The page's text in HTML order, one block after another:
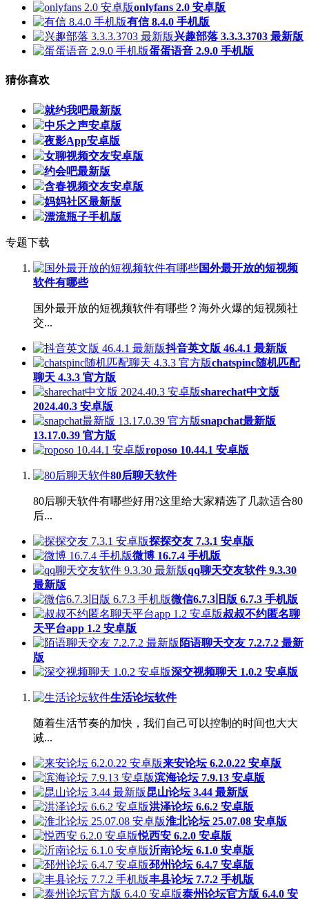
onlyfans 2.0 安卓版
有信 8.4.0 手机版
兴趣部落 3.3.3.3703 最新版
蛋蛋语音 2.9.0 手机版
猜你喜欢
就约我吧最新版
中乐之声安卓版
夜影App安卓版
女聊视频交友安卓版
约会吧最新版
含春视频交友安卓版
妈妈社区最新版
漂流瓶子手机版
专题下载
国外最开放的短视频
软件有哪些
国外最开放的短视频软件有哪些？海外火爆的短视频社
交...
抖音英文版 46.4.1 最新版
chatspinc随机匹配
聊天 4.3.3 官方版
sharechat中文版
2024.40.3 安卓版
snapchat最新版
13.17.0.39 官方版
roposo 10.44.1 安卓版
80后聊天软件
80后聊天软件有哪些好用?这里给大家精选了几款适合80
后...
探探交友 7.3.1 安卓版
微博 16.7.4 手机版
qq聊天交友软件 9.3.30
最新版
微信6.7.3旧版 6.7.3 手机版
叔叔不约匿名聊
天平台app 1.2 安卓版
陌语聊天交友 7.2.7.2 最新
版
深交视频聊天 1.0.2 安卓版
生活论坛软件
随着生活节奏的加快，我们自己可以控制的时间也大大
减...
来安论坛 6.2.0.22 安卓版
滨海论坛 7.9.13 安卓版
昆山论坛 3.44 最新版
洪泽论坛 6.6.2 安卓版
淮北论坛 25.07.08 安卓版
悦西安 6.2.0 安卓版
沂南论坛 6.1.0 安卓版
邳州论坛 6.4.7 安卓版
丰县论坛 7.7.2 手机版
泰州论坛官方版 6.4.0 安